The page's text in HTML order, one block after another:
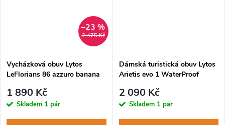
2 475 Kč
–23 %
Vycházková obuv Lytos
LeFlorians 86 azzuro banana
1 890 Kč
Skladem 1 pár
Dámská turistická obuv Lytos
Arietis evo 1 WaterProof
2 090 Kč
Skladem 1 pár